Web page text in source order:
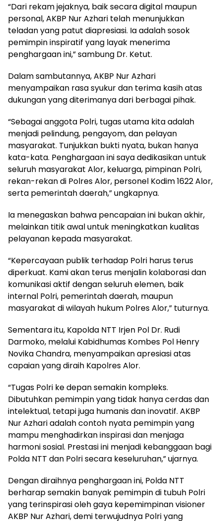
“Dari rekam jejaknya, baik secara digital maupun
personal, AKBP Nur Azhari telah menunjukkan
teladan yang patut diapresiasi. Ia adalah sosok
pemimpin inspiratif yang layak menerima
penghargaan ini,” sambung Dr. Ketut.
Dalam sambutannya, AKBP Nur Azhari
menyampaikan rasa syukur dan terima kasih atas
dukungan yang diterimanya dari berbagai pihak.
“Sebagai anggota Polri, tugas utama kita adalah
menjadi pelindung, pengayom, dan pelayan
masyarakat. Tunjukkan bukti nyata, bukan hanya
kata-kata. Penghargaan ini saya dedikasikan untuk
seluruh masyarakat Alor, keluarga, pimpinan Polri,
rekan-rekan di Polres Alor, personel Kodim 1622 Alor,
serta pemerintah daerah,” ungkapnya.
Ia menegaskan bahwa pencapaian ini bukan akhir,
melainkan titik awal untuk meningkatkan kualitas
pelayanan kepada masyarakat.
“Kepercayaan publik terhadap Polri harus terus
diperkuat. Kami akan terus menjalin kolaborasi dan
komunikasi aktif dengan seluruh elemen, baik
internal Polri, pemerintah daerah, maupun
masyarakat di wilayah hukum Polres Alor,” tuturnya.
Sementara itu, Kapolda NTT Irjen Pol Dr. Rudi
Darmoko, melalui Kabidhumas Kombes Pol Henry
Novika Chandra, menyampaikan apresiasi atas
capaian yang diraih Kapolres Alor.
“Tugas Polri ke depan semakin kompleks.
Dibutuhkan pemimpin yang tidak hanya cerdas dan
intelektual, tetapi juga humanis dan inovatif. AKBP
Nur Azhari adalah contoh nyata pemimpin yang
mampu menghadirkan inspirasi dan menjaga
harmoni sosial. Prestasi ini menjadi kebanggaan bagi
Polda NTT dan Polri secara keseluruhan,” ujarnya.
Dengan diraihnya penghargaan ini, Polda NTT
berharap semakin banyak pemimpin di tubuh Polri
yang terinspirasi oleh gaya kepemimpinan visioner
AKBP Nur Azhari, demi terwujudnya Polri yang